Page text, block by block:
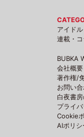
アイド
連載・
BUBKA
会社概要
著作権/
お問い
白夜書
プライ
Cookie
AIポリシ